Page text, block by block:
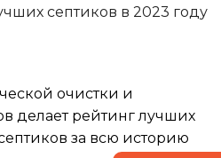
очистки и
делает рейтинг лучших
за всю историю